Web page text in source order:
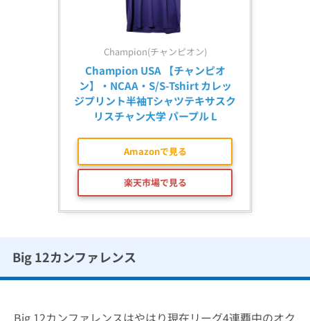
Champion(チャンピオン)
Champion USA 【チャンピオ
ン】・NCAA・S/S-Tshirt カレッ
ジプリント半袖Tシャツテキサスク
リスチャン大学 パープル L
Amazonで見る
楽天市場で見る
Big 12カンファレンス
Big 12カンファレンスはやはり現在リーグ4連覇中のオク